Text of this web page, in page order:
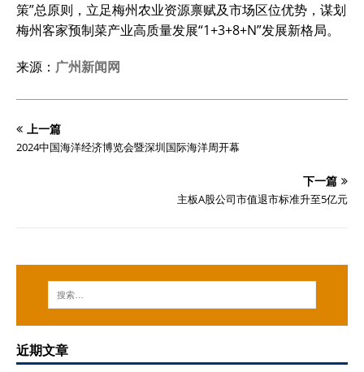
策”总原则，立足梅州农业资源禀赋及市场区位优势，谋划
梅州客家预制菜产业高质量发展“1+3+8+N”发展新格局。
来源： 广州新闻网
上一篇
2024中国海洋经济博览会暨深圳国际海洋周开幕
下一篇
主板A股公司市值退市标准升至5亿元
近期文章